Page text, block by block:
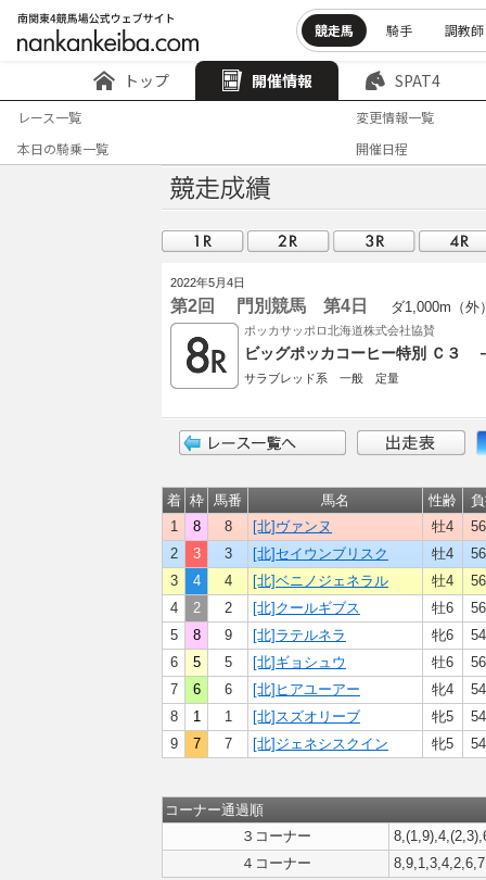
競走馬 騎手 調教師
トップ 開催情報 SPAT4
レース一覧
変更情報一覧
本日の騎乗一覧
開催日程
2022年5月4日
第2回 門別競馬 第4日 ダ1,000m（外
ポッカサッポロ北海道株式会社協賛
ビッグポッカコーヒー特別 Ｃ３
サラブレッド系 一般 定量
着 枠 馬番 馬名 性齢
1
8 8 [北]ヴァンヌ 牡4
2
3 3 [北]セイウンブリスク 牡4
3
4 4 [北]ベニノジェネラル 牡4
4
2 2 [北]クールギブス 牡6
5
8 9 [北]ラテルネラ 牝6
6
5 5 [北]ギョシュウ 牡6
7
6 6 [北]ヒアユーアー 牝4
8
1 1 [北]スズオリーブ 牝5
9
7 7 [北]ジェネシスクイン 牝5
コーナー通過順
３コーナー
４コーナー